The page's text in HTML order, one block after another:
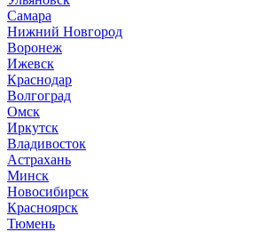
Самара
Нижний Новгород
Воронеж
Ижевск
Краснодар
Волгоград
Омск
Иркутск
Владивосток
Астрахань
Минск
Новосибирск
Красноярск
Тюмень